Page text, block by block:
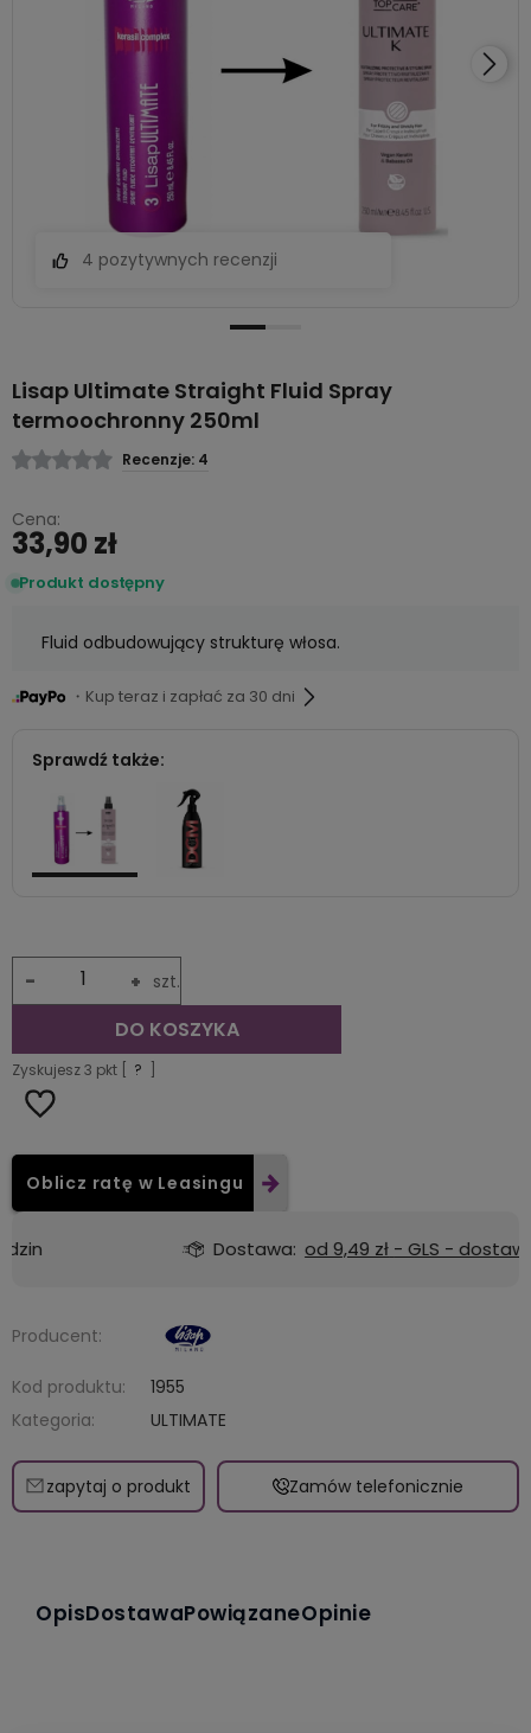
4 pozytywnych recenzji
Lisap Ultimate Straight Fluid Spray
termoochronny 250ml
Recenzje: 4
Cena:
33,90 zł
Produkt dostępny
Fluid odbudowujący strukturę włosa.
・Kup teraz i zapłać za 30 dni
Sprawdź także:
+
- szt.
DO KOSZYKA
Zyskujesz3 pkt [ ?
Oblicz ratę w Leasingu
od 9,49 zł- GLS - dostawa do automatu Orlen lub Żabka
Producent:
Kod produktu:
1955
Kategoria:
ULTIMATE
zapytaj o produkt Zamów telefonicznie
OpisDostawaPowiązaneOpinie